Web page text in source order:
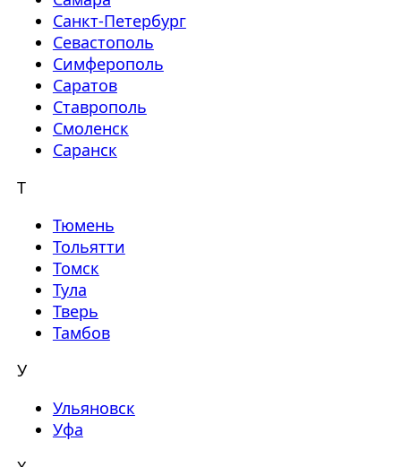
Санкт-Петербург
Севастополь
Симферополь
Саратов
Ставрополь
Смоленск
Саранск
Т
Тюмень
Тольятти
Томск
Тула
Тверь
Тамбов
У
Ульяновск
Уфа